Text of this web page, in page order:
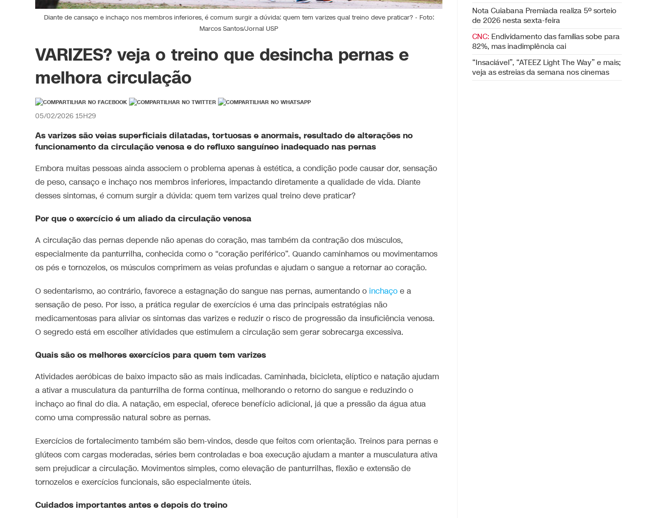
Diante de cansaço e inchaço nos membros inferiores, é comum surgir a dúvida: quem tem varizes qual treino deve praticar? - Foto:
Marcos Santos/Jornal USP
VARIZES? veja o treino que desincha pernas e
melhora circulação
05/02/2026 15H29
As varizes são veias superficiais dilatadas, tortuosas e anormais, resultado de alterações no
funcionamento da circulação venosa e do refluxo sanguíneo inadequado nas pernas
Embora muitas pessoas ainda associem o problema apenas à estética, a condição pode causar dor, sensação
de peso, cansaço e inchaço nos membros inferiores, impactando diretamente a qualidade de vida. Diante
desses sintomas, é comum surgir a dúvida: quem tem varizes qual treino deve praticar?
Por que o exercício é um aliado da circulação venosa
A circulação das pernas depende não apenas do coração, mas também da contração dos músculos,
especialmente da panturrilha, conhecida como o “coração periférico”. Quando caminhamos ou movimentamos
os pés e tornozelos, os músculos comprimem as veias profundas e ajudam o sangue a retornar ao coração.
O sedentarismo, ao contrário, favorece a estagnação do sangue nas pernas, aumentando o inchaço e a
sensação de peso. Por isso, a prática regular de exercícios é uma das principais estratégias não
medicamentosas para aliviar os sintomas das varizes e reduzir o risco de progressão da insuficiência venosa.
O segredo está em escolher atividades que estimulem a circulação sem gerar sobrecarga excessiva.
Quais são os melhores exercícios para quem tem varizes
Atividades aeróbicas de baixo impacto são as mais indicadas. Caminhada, bicicleta, elíptico e natação ajudam
a ativar a musculatura da panturrilha de forma contínua, melhorando o retorno do sangue e reduzindo o
inchaço ao final do dia. A natação, em especial, oferece benefício adicional, já que a pressão da água atua
como uma compressão natural sobre as pernas.
Exercícios de fortalecimento também são bem-vindos, desde que feitos com orientação. Treinos para pernas e
glúteos com cargas moderadas, séries bem controladas e boa execução ajudam a manter a musculatura ativa
sem prejudicar a circulação. Movimentos simples, como elevação de panturrilhas, flexão e extensão de
tornozelos e exercícios funcionais, são especialmente úteis.
Cuidados importantes antes e depois do treino
Nota Cuiabana Premiada realiza 5º sorteio
de 2026 nesta sexta-feira
CNC: Endividamento das famílias sobe para
82%, mas inadimplência cai
“Insaciável”, “ATEEZ Light The Way” e mais;
veja as estreias da semana nos cinemas